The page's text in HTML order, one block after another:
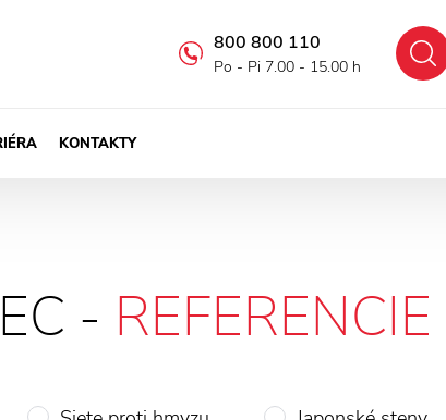
800 800 110
Po - Pi 7.00 - 15.00 h
KONTAKTY
- REFERENCIE